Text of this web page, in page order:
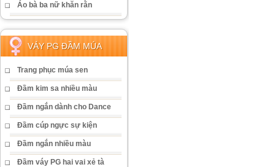
Áo bà ba nữ khăn rằn
VÁY PG ĐẦM MÚA
Trang phục múa sen
Đầm kim sa nhiều màu
Đầm ngắn dành cho Dance
Đầm cúp ngực sự kiện
Đầm ngắn nhiều màu
Đầm váy PG hai vai xẻ tà